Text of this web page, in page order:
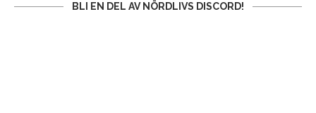
BLI EN DEL AV NÖRDLIVS DISCORD!